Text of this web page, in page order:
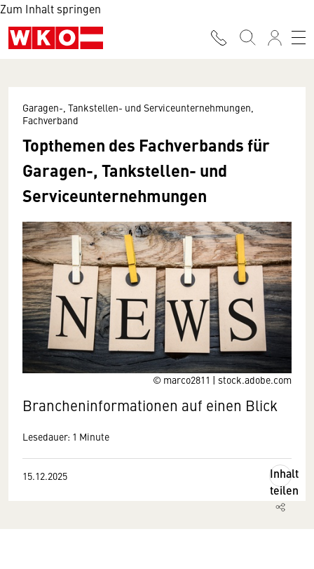
Zum Inhalt springen
© marco2811 | stock.adobe.com
Garagen-, Tankstellen- und Serviceunternehmungen,
Fachverband
Topthemen des Fachverbands für
Garagen-, Tankstellen- und
Serviceunternehmungen
Brancheninformationen auf einen Blick
Lesedauer: 1 Minute
15.12.2025
Inhalt
teilen